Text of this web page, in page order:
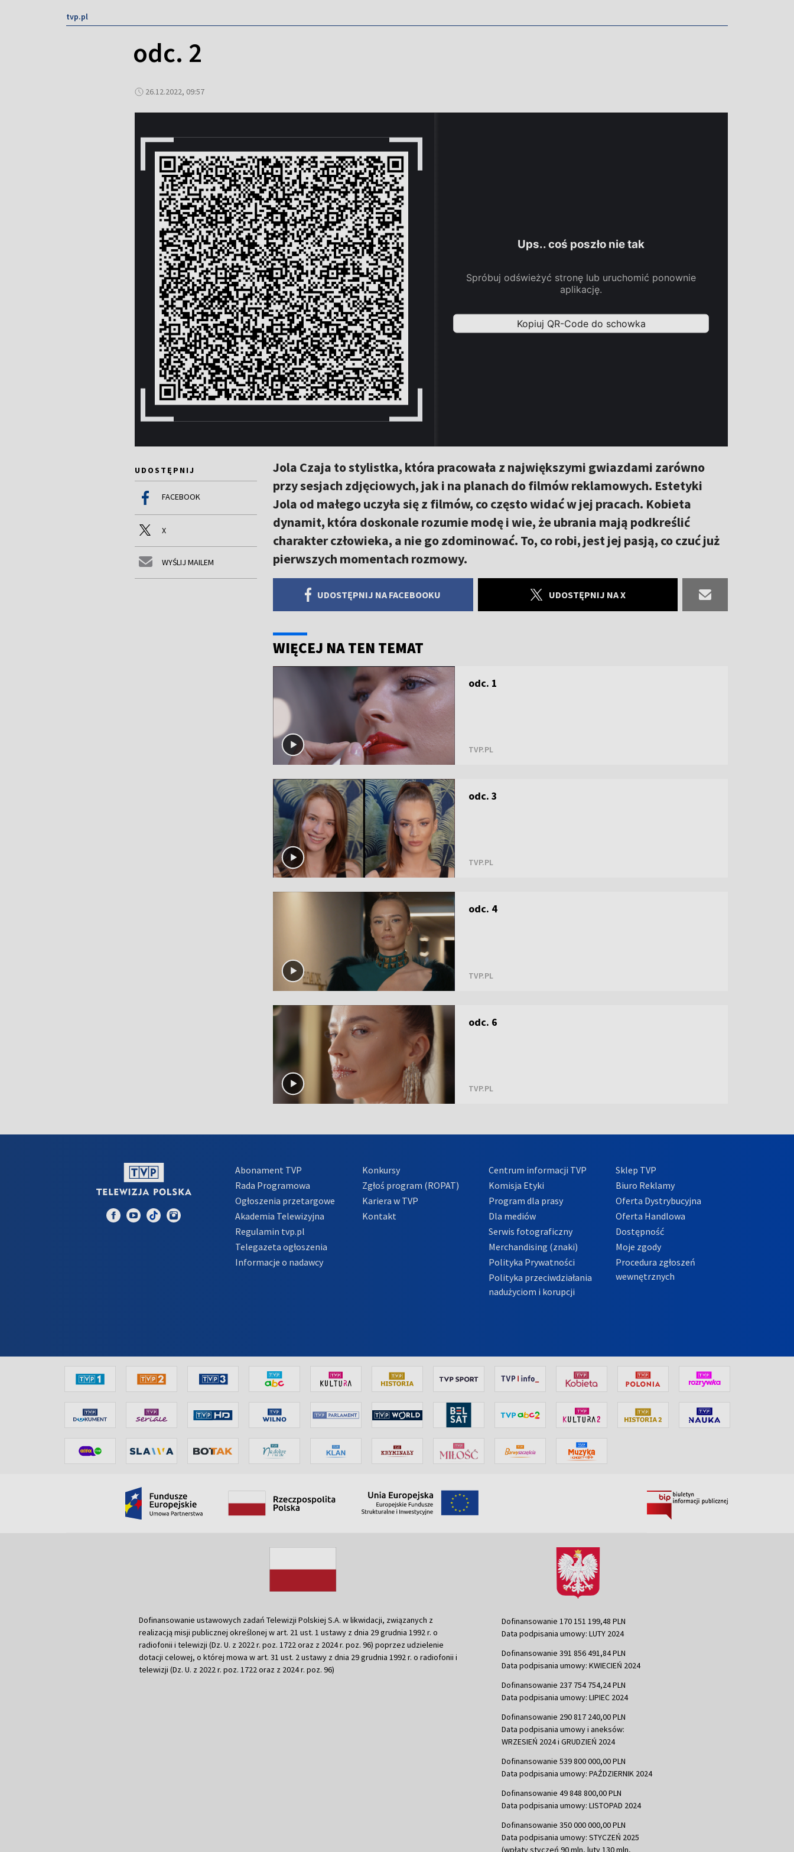
tvp.pl
odc. 2
26.12.2022, 09:57
UDOSTĘPNIJ
FACEBOOK
X
WYŚLIJ MAILEM
Jola Czaja to stylistka, która pracowała z największymi gwiazdami zarówno
przy sesjach zdjęciowych, jak i na planach do filmów reklamowych. Estetyki
Jola od małego uczyła się z filmów, co często widać w jej pracach. Kobieta
dynamit, która doskonale rozumie modę i wie, że ubrania mają podkreślić
charakter człowieka, a nie go zdominować. To, co robi, jest jej pasją, co czuć już
pierwszych momentach rozmowy.
UDOSTĘPNIJ NA FACEBOOKU UDOSTĘPNIJ NA X
WIĘCEJ NA TEN TEMAT
odc. 1
TVP.PL
odc. 3
TVP.PL
odc. 4
TVP.PL
odc. 6
TVP.PL
Abonament TVP
Rada Programowa
Ogłoszenia przetargowe
Akademia Telewizyjna
Regulamin tvp.pl
Telegazeta ogłoszenia
Informacje o nadawcy
Konkursy
Zgłoś program (ROPAT)
Kariera w TVP
Kontakt
Centrum informacji TVP
Komisja Etyki
Program dla prasy
Dla mediów
Serwis fotograficzny
Merchandising (znaki)
Polityka Prywatności
Polityka przeciwdziałania
nadużyciom i korupcji
Sklep TVP
Biuro Reklamy
Oferta Dystrybucyjna
Oferta Handlowa
Dostępność
Moje zgody
Procedura zgłoszeń
wewnętrznych
Dofinansowanie ustawowych zadań Telewizji Polskiej S.A. w likwidacji, związanych z
realizacją misji publicznej określonej w art. 21 ust. 1 ustawy z dnia 29 grudnia 1992 r. o
radiofonii i telewizji (Dz. U. z 2022 r. poz. 1722 oraz z 2024 r. poz. 96) poprzez udzielenie
dotacji celowej, o której mowa w art. 31 ust. 2 ustawy z dnia 29 grudnia 1992 r. o radiofonii i
telewizji (Dz. U. z 2022 r. poz. 1722 oraz z 2024 r. poz. 96)
Dofinansowanie 170 151 199,48 PLN
Data podpisania umowy: LUTY 2024
Dofinansowanie 391 856 491,84 PLN
Data podpisania umowy: KWIECIEŃ 2024
Dofinansowanie 237 754 754,24 PLN
Data podpisania umowy: LIPIEC 2024
Dofinansowanie 290 817 240,00 PLN
Data podpisania umowy i aneksów:
WRZESIEŃ 2024 i GRUDZIEŃ 2024
Dofinansowanie 539 800 000,00 PLN
Data podpisania umowy: PAŹDZIERNIK 2024
Dofinansowanie 49 848 800,00 PLN
Data podpisania umowy: LISTOPAD 2024
Dofinansowanie 350 000 000,00 PLN
Data podpisania umowy: STYCZEŃ 2025
(wpłaty styczeń 90 mln, luty 130 mln,